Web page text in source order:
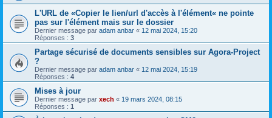
L'URL de «Copier le lien/url d'accès à l'élément« ne pointe
pas sur l'élément mais sur le dossier
Dernier message par adam anbar « 12 mai 2024, 15:20
Réponses : 3
Partage sécurisé de documents sensibles sur Agora-Project
?
Dernier message par adam anbar « 12 mai 2024, 15:19
Réponses : 4
Mises à jour
Dernier message par xech « 19 mars 2024, 08:15
Réponses : 1